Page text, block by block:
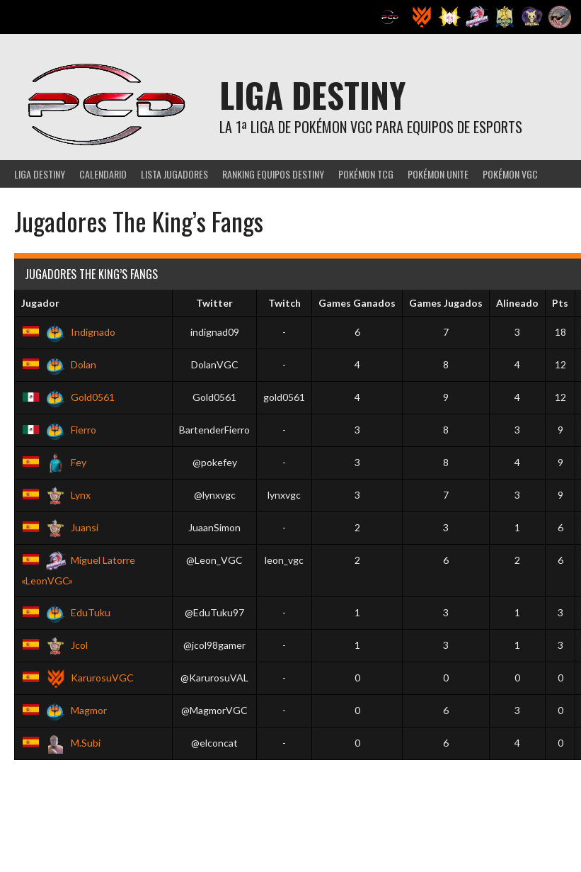
contenido
LIGA DESTINY
LA 1ª LIGA DE POKÉMON VGC PARA EQUIPOS DE ESPORTS
LIGA DESTINY CALENDARIO LISTA JUGADORES RANKING EQUIPOS DESTINY POKÉMON TCG POKÉMON UNITE POKÉMON VGC
Jugadores The King’s Fangs
JUGADORES THE KING’S FANGS
Jugador Twitter Twitch Games Ganados Games Jugados Alineado Pts
Indignado indignad09 - 6 7 3 18
Dolan DolanVGC - 4 8 4 12
Gold0561 Gold0561 gold0561 4 9 4 12
Fierro BartenderFierro - 3 8 3 9
Fey @pokefey - 3 8 4 9
Lynx @lynxvgc lynxvgc 3 7 3 9
Juansi JuaanSimon - 2 3 1 6
Miguel Latorre
«LeonVGC»
@Leon_VGC leon_vgc 2 6 2 6
EduTuku @EduTuku97 - 1 3 1 3
Jcol @jcol98gamer - 1 3 1 3
KarurosuVGC @KarurosuVAL - 0 0 0 0
Magmor @MagmorVGC - 0 6 3 0
M.Subi @elconcat - 0 6 4 0